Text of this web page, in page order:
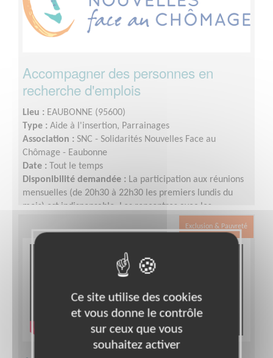
Accompagner des personnes en
recherche d'emplois
Lieu : EAUBONNE (95600)
Type : Aide à l'insertion, Parrainages
Association : SNC - Solidarités Nouvelles Face au
Chômage - Eaubonne
Date :
Tout le temps
Disponibilité demandée : La participation aux réunions
mensuelles (de 20h30 à 22h30 les premiers lundis du
mois) est indispensable. Les rencontres avec les
"trinôme" (la personne accompagnée et ses deux
accompagnateurs bénévoles). En moyenne, il faut
compter 1heure toutes les 3 semaines, mais cela peut
Exclusion & Pauvreté
Ce site utilise des cookies
et vous donne le contrôle
sur ceux que vous
souhaitez activer